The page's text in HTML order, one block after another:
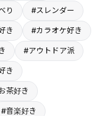
り #スレンダー
き #カラオケ好き
#アウトドア派
き
茶好き
#音楽好き